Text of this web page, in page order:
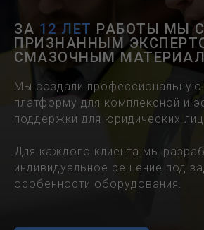
ЗА 12 ЛЕТ РАБОТЫ МЫ
ПРИЗНАННЫМ
СМАЗОЧНЫМ
Мы создали профессиональную
платформу для комплексной и
поддержки для юридических
Для каждого клиента мы
индивидуальное решение под
особенности оборудования.